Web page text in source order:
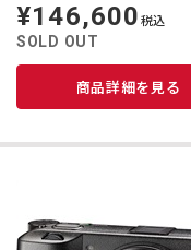
定
価
¥146,600 税込
SOLD OUT
商品詳細を見る